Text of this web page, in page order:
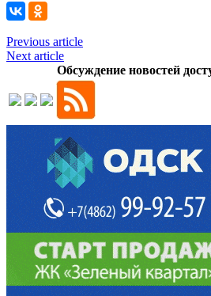
Previous article
Next article
Обсуждение новостей